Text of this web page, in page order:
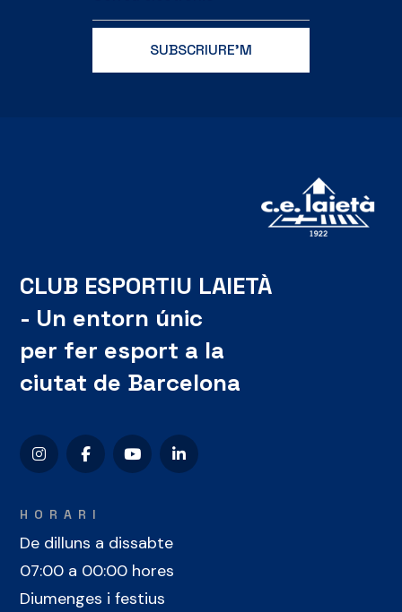
CLUB ESPORTIU LAIETÀ
- Un entorn únic
per fer esport a la
ciutat de Barcelona
HORARI
De dilluns a dissabte
07:00 a 00:00 hores
Diumenges i festius